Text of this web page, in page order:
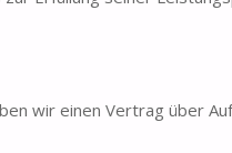
wir einen Vertrag über